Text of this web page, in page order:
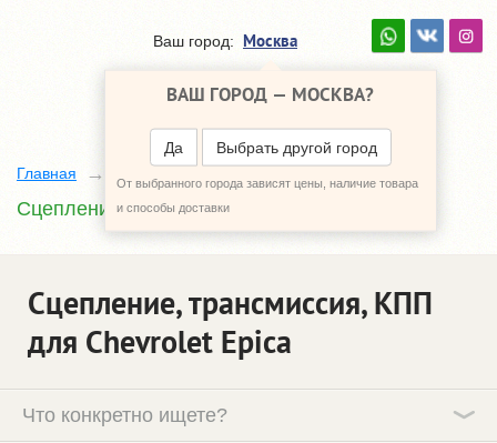
Ваш город: Москва
ВАШ ГОРОД — МОСКВА?
Да Выбрать другой город
От выбранного города зависят цены, наличие товара
и способы доставки
Главная
Сцепление, трансмиссия, КПП
Сцепление, трансмиссия, КПП
для Chevrolet Epica
Что конкретно ищете?